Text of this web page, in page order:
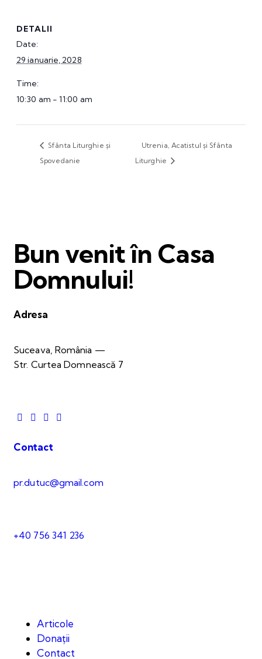
DETALII
Date:
29 ianuarie, 2028
Time:
10:30 am - 11:00 am
Sfânta Liturghie și
Spovedanie
Utrenia, Acatistul și Sfânta
Liturghie
Bun venit în Casa
Domnului!
Adresa
Suceava, România —
Str. Curtea Domnească 7
Contact
pr.dutuc@gmail.com
+40 756 341 236
Articole
Donații
Contact